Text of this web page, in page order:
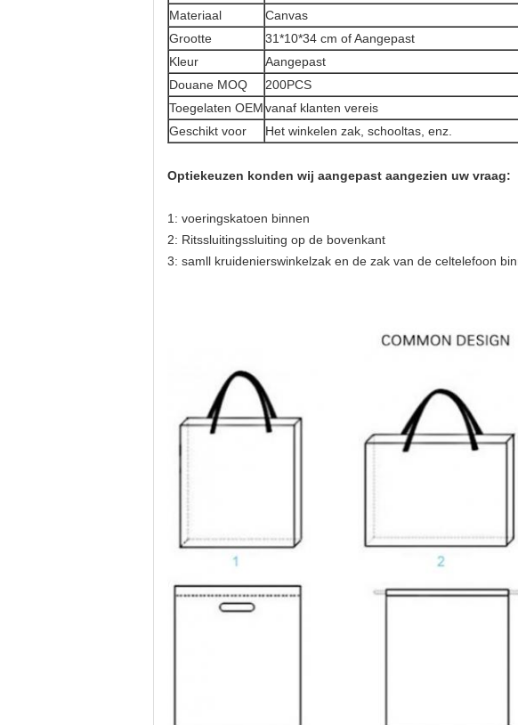
Materiaal
Canvas
Grootte
31*10*34 cm of Aangepast
Kleur
Aangepast
Douane MOQ
200PCS
Toegelaten OEMvanaf klanten vereis
Geschikt voor
Het winkelen zak, schooltas, enz.
Optiekeuzen konden wij aangepast aangezien uw vraag:
1: voeringskatoen binnen
2: Ritssluitingssluiting op de bovenkant
3: samll kruidenierswinkelzak en de zak van de celtelefoon